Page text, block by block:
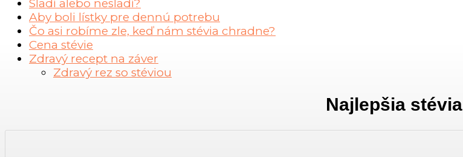
Sladí alebo nesladí?
Aby boli lístky pre dennú potrebu
Čo asi robíme zle, keď nám stévia chradne?
Cena stévie
Zdravý recept na záver
Zdravý rez so stéviou
Najlepšia stévia